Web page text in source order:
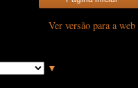
Ver versão para a web
▼